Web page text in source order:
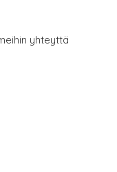
yhteyttä